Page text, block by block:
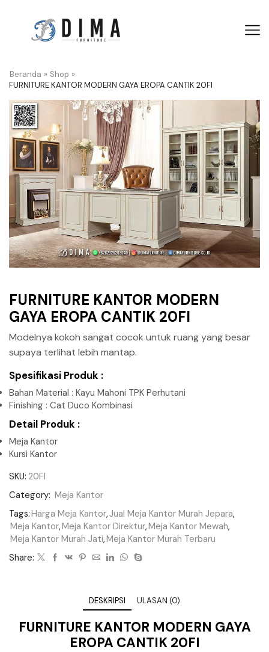
Beranda » Shop »
FURNITURE KANTOR MODERN GAYA EROPA CANTIK 20FI
FURNITURE KANTOR MODERN
GAYA EROPA CANTIK 20FI
Modelnya kokoh sangat cocok untuk ruang yang besar
supaya terlihat lebih mantap.
Spesifikasi Produk :
Bahan Material : Kayu Mahoni TPK Perhutani
Finishing : Cat Duco Kombinasi
Detail Produk :
Meja Kantor
Kursi Kantor
SKU: 20FI
Category: Meja Kantor
Tags:Harga Meja Kantor,Jual Meja Kantor Murah Jepara,
Meja Kantor,Meja Kantor Direktur,Meja Kantor Mewah,
Meja Kantor Murah Jati,Meja Kantor Murah Terbaru
Share:
DESKRIPSI ULASAN (0)
FURNITURE KANTOR MODERN GAYA
EROPA CANTIK 20FI